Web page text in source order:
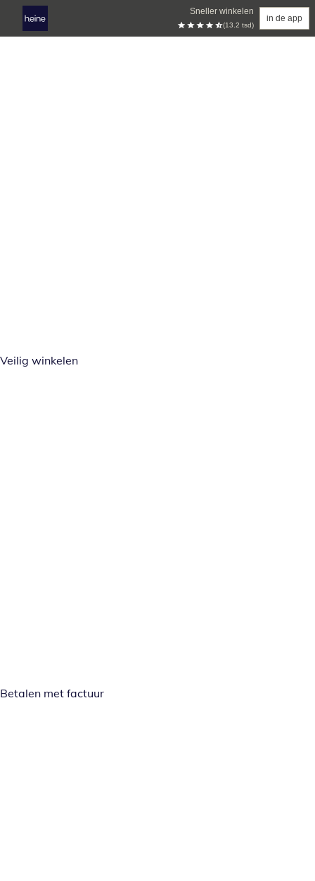
Sneller winkelen
(13.2 tsd)
in de app
Veilig winkelen
Betalen met factuur